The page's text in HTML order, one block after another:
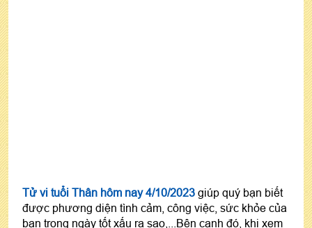
Tử vi tuổi Thân hôm nay 4/10/2023 giúp quý bạn biết
được phương diện tình cảm, công việc, sức khỏe của
bạn trong ngày tốt xấu ra sao,...Bên cạnh đó, khi xem